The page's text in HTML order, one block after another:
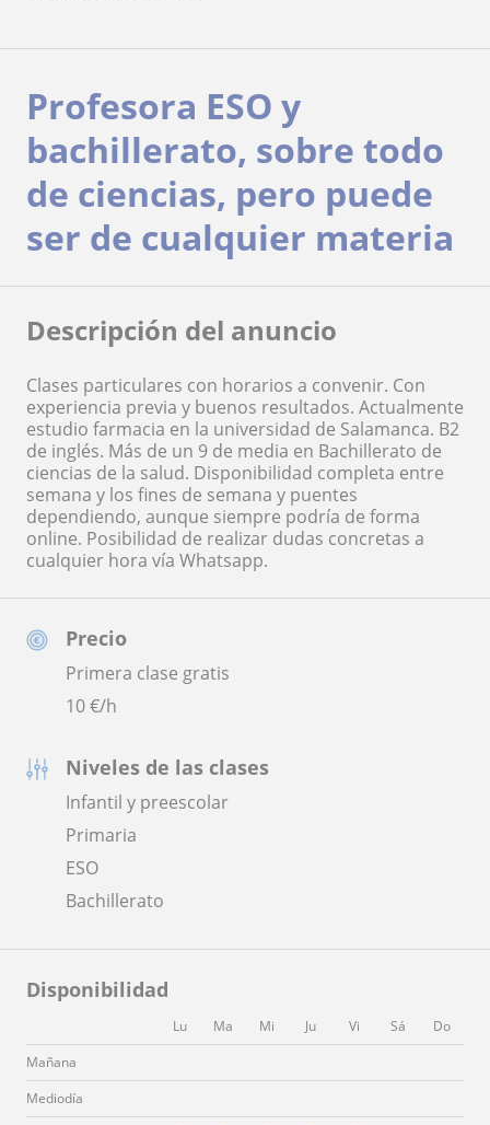
Precio
Primera clase gratis
10€/h
Niveles de las clases
Infantil y preescolar
Primaria
ESO
Bachillerato
Disponibilidad
Lu Ma Mi Ju Vi Sá
Do
Mañana
Mediodía
Profesora ESO y
bachillerato, sobre todo
de ciencias, pero puede
ser de cualquier materia
Descripción del anuncio
Clases particulares con horarios a convenir. Con
experiencia previa y buenos resultados. Actualmente
estudio farmacia en la universidad de Salamanca. B2
de inglés. Más de un 9 de media en Bachillerato de
ciencias de la salud. Disponibilidad completa entre
semana y los fines de semana y puentes
dependiendo, aunque siempre podría de forma
online. Posibilidad de realizar dudas concretas a
cualquier hora vía Whatsapp.